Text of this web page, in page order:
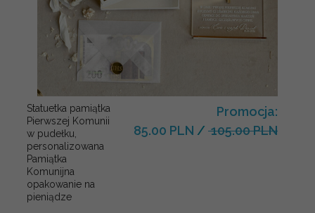
Statuetka pamiątka
Pierwszej Komunii
w pudełku,
personalizowana
Pamiątka
Komunijna
opakowanie na
pieniądze
Promocja:
85.00 PLN / 105.00 PLN